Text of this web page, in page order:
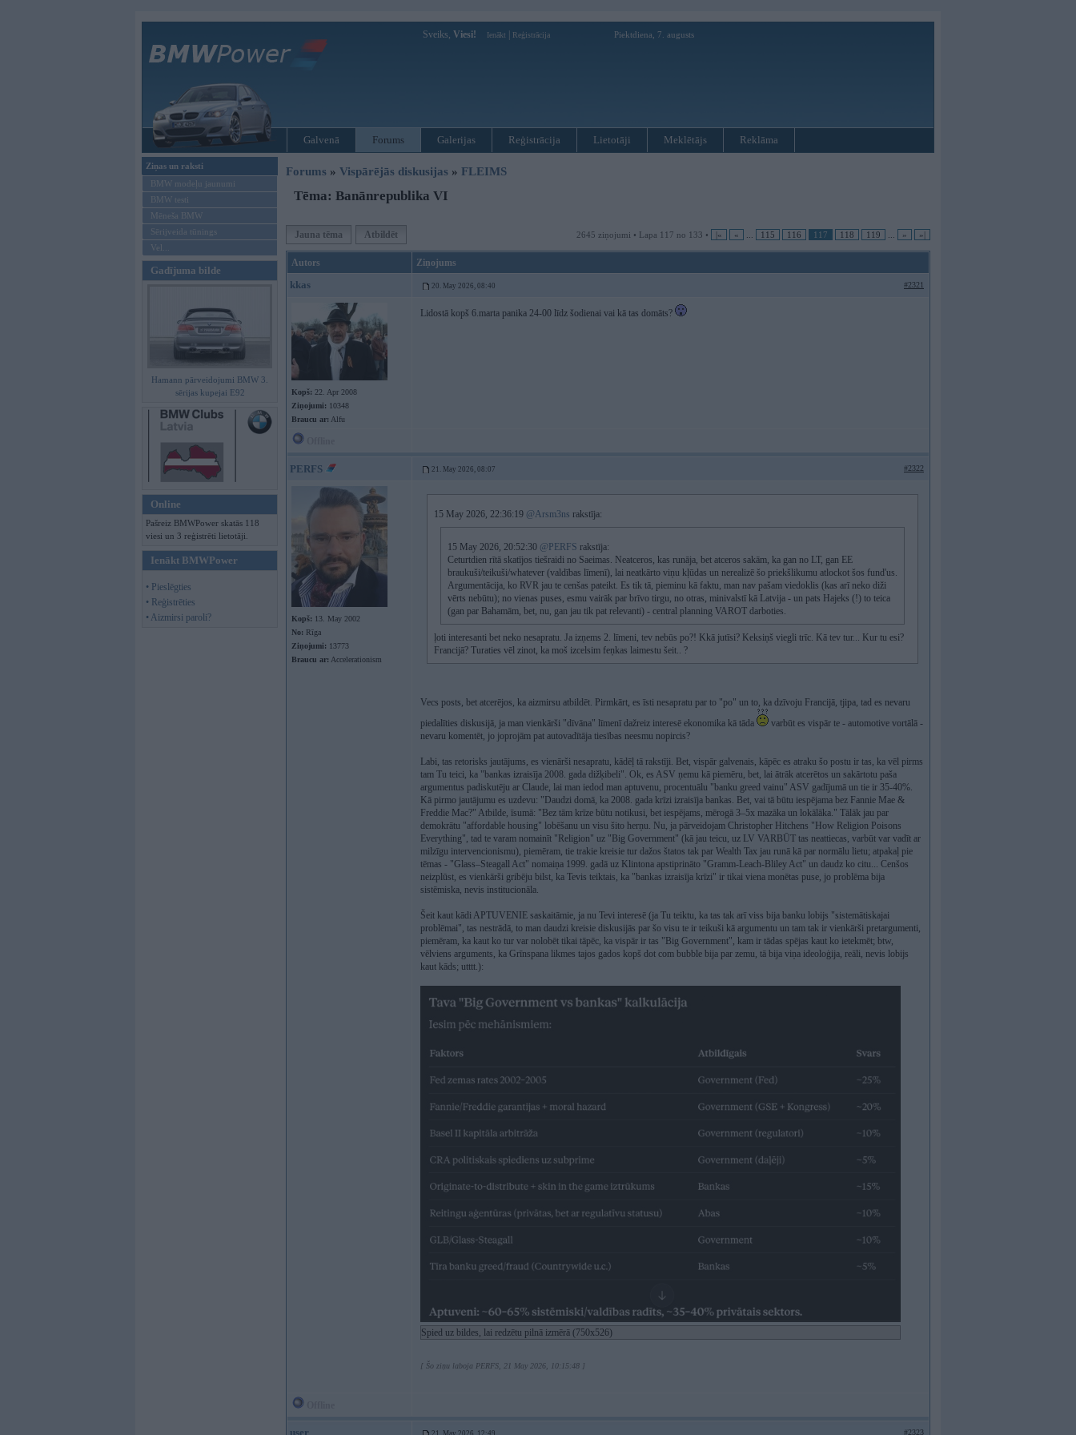
Sveiks, Viesi! Ienākt Reģistrācija Piektdiena, 7. augusts
Galvenā Forums Galerijas Reģistrācija Lietotāji Meklētājs Reklāma
Ziņas un raksti
BMW modeļu jaunumi
BMW testi
Mēneša BMW
Sērijveida tūnings
Vel...
Gadījuma bilde
Hamann pārveidojumi BMW 3.
sērijas kupejai E92
Online
Pašreiz BMWPower skatās 118
viesi un 3 reģistrēti lietotāji.
Ienākt BMWPower
• Pieslēgties
• Reģistrēties
• Aizmirsi paroli?
Forums » Vispārējās diskusijas » FLEIMS
Tēma: Banānrepublika VI
Jauna tēma Atbildēt 2645 ziņojumi • Lapa 117 no 133 • |« « 115 116 117 118 119 » »|
Autors Ziņojums
kkas 20. May 2026, 08:40 #2321
Kopš: 22. Apr 2008
Ziņojumi: 10348
Braucu ar: Alfu
Lidostā kopš 6.marta panika 24-00 līdz šodienai vai kā tas domāts?
PERFS 21. May 2026, 08:07 #2322
Kopš: 13. May 2002
No: Rīga
Ziņojumi: 13773
Braucu ar: Accelerationism
15 May 2026, 22:36:19 @Arsm3ns rakstīja:
15 May 2026, 20:52:30 @PERFS rakstīja:
Ceturtdien rītā skatījos tiešraidi no Saeimas. Neatceros, kas runāja, bet atceros sakām, ka gan no LT, gan EE
braukuši/teikuši/whatever (valdības līmenī), lai neatkārto viņu kļūdas un nerealizē šo priekšlikumu atlockot šos fund'us.
Argumentācija, ko RVR jau te cenšas pateikt. Es tik tā, pieminu kā faktu, man nav pašam viedoklis (kas arī neko diži
vērts nebūtu); no vienas puses, esmu vairāk par brīvo tirgu, no otras, minivalstī kā Latvija - un pats Hajeks (!) to teica
(gan par Bahamām, bet, nu, gan jau tik pat relevanti) - central planning VAROT darboties.
ļoti interesanti bet neko nesapratu. Ja izņems 2. līmeni, tev nebūs po?! Kkā jutīsi? Keksiņš viegli trīc. Kā tev tur... Kur tu esi?
Francijā? Turaties vēl zinot, ka moš izcelsim feņkas laimestu šeit.. ?
Vecs posts, bet atcerējos, ka aizmirsu atbildēt. Pirmkārt, es īsti nesapratu par to "po" un to, ka dzīvoju Francijā, tjipa, tad es nevaru
piedalīties diskusijā, ja man vienkārši "dīvāna" līmenī dažreiz interesē ekonomika kā tāda
varbūt es vispār te - automotive vortālā -
nevaru komentēt, jo joprojām pat autovadītāja tiesības neesmu nopircis?
Labi, tas retorisks jautājums, es vienārši nesapratu, kādēļ tā rakstīji. Bet, vispār galvenais, kāpēc es atraku šo postu ir tas, ka vēl pirms
tam Tu teici, ka "bankas izraisīja 2008. gada dižķibeli". Ok, es ASV ņemu kā piemēru, bet, lai ātrāk atcerētos un sakārtotu paša
argumentus padiskutēju ar Claude, lai man iedod man aptuvenu, procentuālu "banku greed vainu" ASV gadījumā un tie ir 35-40%.
Kā pirmo jautājumu es uzdevu: "Daudzi domā, ka 2008. gada krīzi izraisīja bankas. Bet, vai tā būtu iespējama bez Fannie Mae &
Freddie Mac?" Atbilde, īsumā: "Bez tām krīze būtu notikusi, bet iespējams, mērogā 3–5x mazāka un lokālāka." Tālāk jau par
demokrātu "affordable housing" lobēšanu un visu šito herņu. Nu, ja pārveidojam Christopher Hitchens "How Religion Poisons
Everything", tad te varam nomainīt "Religion" uz "Big Government" (kā jau teicu, uz LV VARBŪT tas neattiecas, varbūt var vadīt ar
milzīgu intervencionismu), piemēram, tie trakie kreisie tur dažos štatos tak par Wealth Tax jau runā kā par normālu lietu; atpakaļ pie
tēmas - "Glass–Steagall Act" nomaiņa 1999. gadā uz Klintona apstiprināto "Gramm-Leach-Bliley Act" un daudz ko citu... Cenšos
neizplūst, es vienkārši gribēju bilst, ka Tevis teiktais, ka "bankas izraisīja krīzi" ir tikai viena monētas puse, jo problēma bija
sistēmiska, nevis institucionāla.
Šeit kaut kādi APTUVENIE saskaitāmie, ja nu Tevi interesē (ja Tu teiktu, ka tas tak arī viss bija banku lobijs "sistemātiskajai
problēmai", tas nestrādā, to man daudzi kreisie diskusijās par šo visu te ir teikuši kā argumentu un tam tak ir vienkārši pretargumenti,
piemēram, ka kaut ko tur var nolobēt tikai tāpēc, ka vispār ir tas "Big Government", kam ir tādas spējas kaut ko ietekmēt; btw,
vēlviens arguments, ka Grīnspana likmes tajos gados kopš dot com bubble bija par zemu, tā bija viņa ideoloģija, reāli, nevis lobijs
kaut kāds; utttt.):
Spied uz bildes, lai redzētu pilnā izmērā (750x526)
[ Šo ziņu laboja PERFS, 21 May 2026, 10:15:48 ]
user 21. May 2026, 12:49 #2323